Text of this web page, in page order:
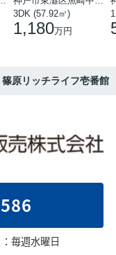
3DK (57.92㎡)
1,180万円
篠原リッチライフ壱番館
毎週水曜日